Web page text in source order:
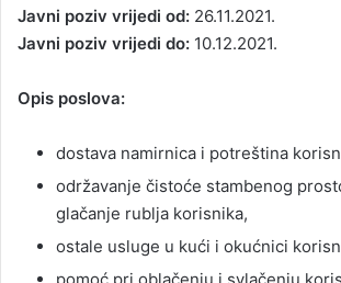
Javni poziv vrijedi od: 26.11.2021.
Javni poziv vrijedi do: 10.12.2021.
Opis poslova:
dostava namirnica i potreština
održavanje čistoće stambenog
glačanje rublja korisnika,
ostale usluge u kući i okućnici